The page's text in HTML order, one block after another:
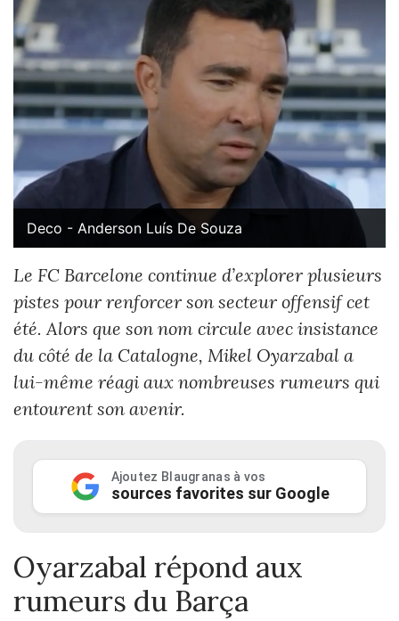
Deco - Anderson Luís De Souza
Le FC Barcelone continue d’explorer plusieurs
pistes pour renforcer son secteur offensif cet
été. Alors que son nom circule avec insistance
du côté de la Catalogne, Mikel Oyarzabal a
lui-même réagi aux nombreuses rumeurs qui
entourent son avenir.
Ajoutez Blaugranas à vos
sources favorites sur Google
Oyarzabal répond aux
rumeurs du Barça